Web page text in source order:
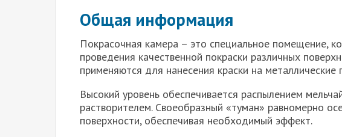
Общая информация
Покрасочная камера – это специальное помещение,
проведения качественной покраски различных
применяются для нанесения краски на металлические
Высокий уровень обеспечивается распылением
растворителем. Своеобразный «туман» равномерно
поверхности, обеспечивая необходимый эффект.